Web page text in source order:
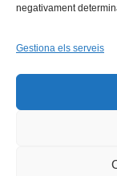
negativament
Gestiona els serveis